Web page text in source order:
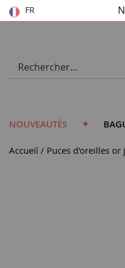
FR
NOUVEAUTÉS
Accueil Puces d'oreilles